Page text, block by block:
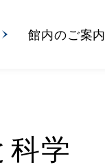
館内のご案内
科学